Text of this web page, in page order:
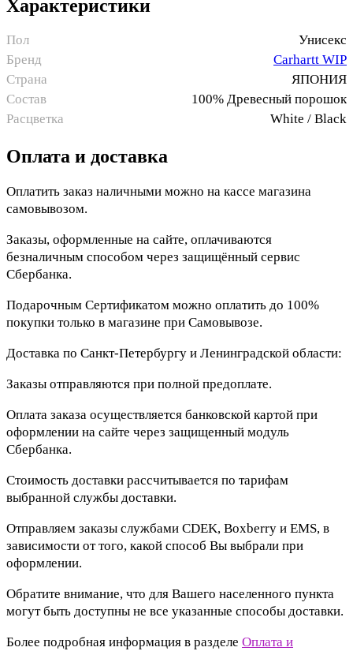
Характеристики
Пол
Унисекс
Бренд
Carhartt WIP
Страна
ЯПОНИЯ
Состав
100% Древесный порошок
Расцветка
White / Black
Оплата и доставка
Оплатить заказ наличными можно на кассе магазина
самовывозом.
Заказы, оформленные на сайте, оплачиваются
безналичным способом через защищённый сервис
Сбербанка.
Подарочным Сертификатом можно оплатить до 100%
покупки только в магазине при Самовывозе.
Доставка по Санкт-Петербургу и Ленинградской области:
Заказы отправляются при полной предоплате.
Оплата заказа осуществляется банковской картой при
оформлении на сайте через защищенный модуль
Сбербанка.
Стоимость доставки рассчитывается по тарифам
выбранной службы доставки.
Отправляем заказы службами CDEK, Boxberry и EMS, в
зависимости от того, какой способ Вы выбрали при
оформлении.
Обратите внимание, что для Вашего населенного пункта
могут быть доступны не все указанные способы доставки.
Более подробная информация в разделе Оплата и